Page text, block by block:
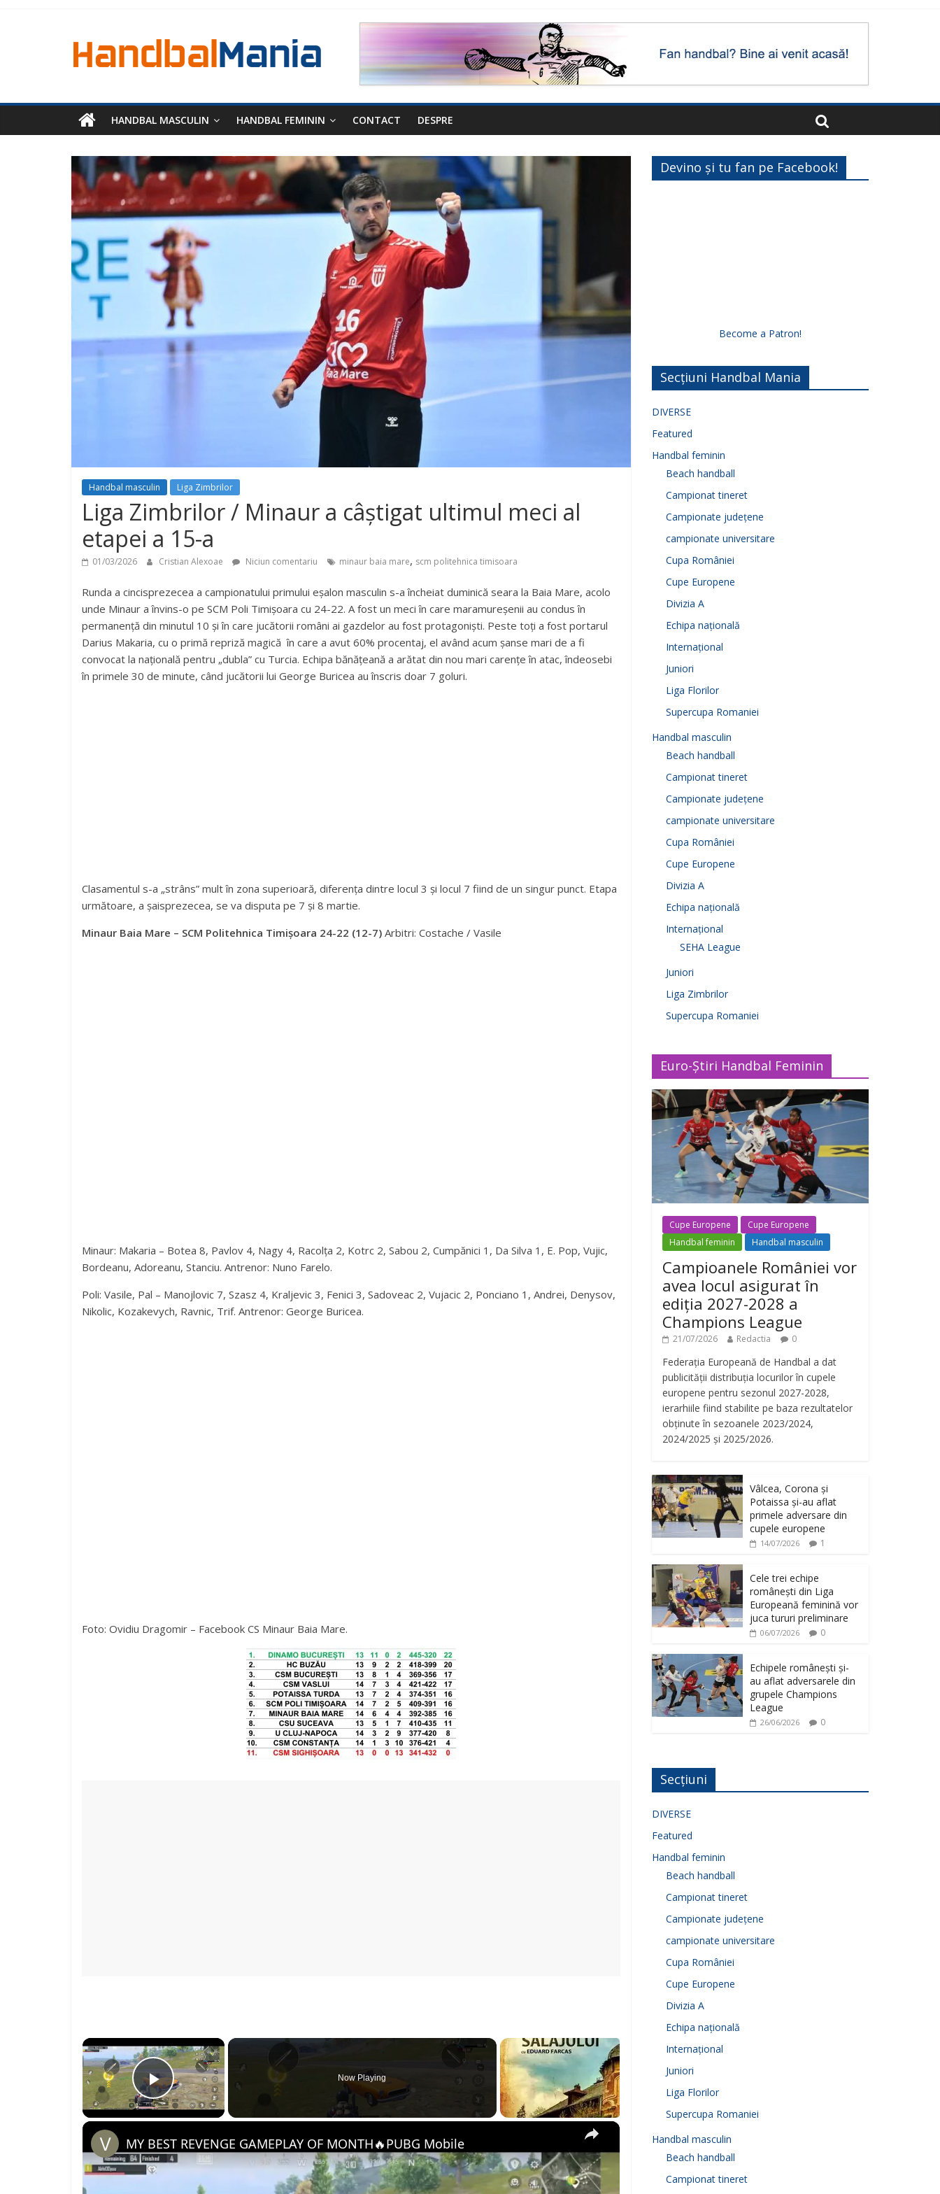
HANDBAL MASCULIN HANDBAL FEMININ CONTACT DESPRE
Handbal masculin Liga Zimbrilor
Liga Zimbrilor / Minaur a câștigat ultimul meci al
etapei a 15-a
01/03/2026 Cristian Alexoae Niciun comentariu minaur baia mare, scm politehnica timisoara
Runda a cincisprezecea a campionatului primului eșalon masculin s-a încheiat duminică seara la Baia Mare, acolo
unde Minaur a învins-o pe SCM Poli Timișoara cu 24-22. A fost un meci în care maramureșenii au condus în
permanență din minutul 10 și în care jucătorii români ai gazdelor au fost protagoniști. Peste toți a fost portarul
Darius Makaria, cu o primă repriză magică în care a avut 60% procentaj, el având acum șanse mari de a fi
convocat la națională pentru „dubla” cu Turcia. Echipa bănățeană a arătat din nou mari carențe în atac, îndeosebi
în primele 30 de minute, când jucătorii lui George Buricea au înscris doar 7 goluri.
Clasamentul s-a „strâns” mult în zona superioară, diferența dintre locul 3 și locul 7 fiind de un singur punct. Etapa
următoare, a șaisprezecea, se va disputa pe 7 și 8 martie.
Minaur Baia Mare – SCM Politehnica Timișoara 24-22 (12-7) Arbitri: Costache / Vasile
Minaur: Makaria – Botea 8, Pavlov 4, Nagy 4, Racolța 2, Kotrc 2, Sabou 2, Cumpănici 1, Da Silva 1, E. Pop, Vujic,
Bordeanu, Adoreanu, Stanciu. Antrenor: Nuno Farelo.
Poli: Vasile, Pal – Manojlovic 7, Szasz 4, Kraljevic 3, Fenici 3, Sadoveac 2, Vujacic 2, Ponciano 1, Andrei, Denysov,
Nikolic, Kozakevych, Ravnic, Trif. Antrenor: George Buricea.
Foto: Ovidiu Dragomir – Facebook CS Minaur Baia Mare.
×
Play Video
Now Playing
×
MY BEST REVENGE GAMEPLAY OF MONTH🔥PUBG Mobile
Devino și tu fan pe Facebook!
Become a Patron!
Secțiuni Handbal Mania
DIVERSE
Featured
Handbal feminin
Beach handball
Campionat tineret
Campionate județene
campionate universitare
Cupa României
Cupe Europene
Divizia A
Echipa națională
Internațional
Juniori
Liga Florilor
Supercupa Romaniei
Handbal masculin
Beach handball
Campionat tineret
Campionate județene
campionate universitare
Cupa României
Cupe Europene
Divizia A
Echipa națională
Internațional
SEHA League
Juniori
Liga Zimbrilor
Supercupa Romaniei
Euro-Știri Handbal Feminin
Cupe Europene
Cupe Europene
Handbal feminin
Handbal masculin
Campioanele României vor
avea locul asigurat în
ediția 2027-2028 a
Champions League
21/07/2026 Redactia 0
Federația Europeană de Handbal a dat
publicității distribuția locurilor în cupele
europene pentru sezonul 2027-2028,
ierarhiile fiind stabilite pe baza rezultatelor
obținute în sezoanele 2023/2024,
2024/2025 și 2025/2026.
Vâlcea, Corona și
Potaissa și-au aflat
primele adversare din
cupele europene
14/07/2026 1
Cele trei echipe
românești din Liga
Europeană feminină vor
juca tururi preliminare
06/07/2026 0
Echipele românești și-
au aflat adversarele din
grupele Champions
League
26/06/2026 0
Secțiuni
DIVERSE
Featured
Handbal feminin
Beach handball
Campionat tineret
Campionate județene
campionate universitare
Cupa României
Cupe Europene
Divizia A
Echipa națională
Internațional
Juniori
Liga Florilor
Supercupa Romaniei
Handbal masculin
Beach handball
Campionat tineret